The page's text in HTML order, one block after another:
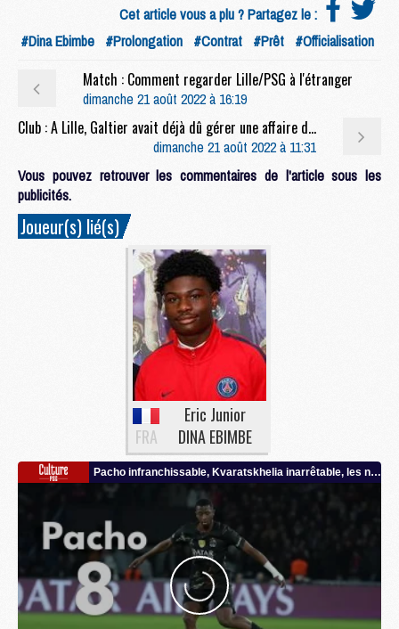
Cet article vous a plu ? Partagez le :
#Dina Ebimbe #Prolongation #Contrat #Prêt #Officialisation
Match : Comment regarder Lille/PSG à l'étranger
dimanche 21 août 2022 à 16:19
Club : A Lille, Galtier avait déjà dû gérer une affaire de penalty
dimanche 21 août 2022 à 11:31
Vous pouvez retrouver les commentaires de l'article sous les
publicités.
Joueur(s) lié(s)
FRA
Eric Junior
DINA EBIMBE